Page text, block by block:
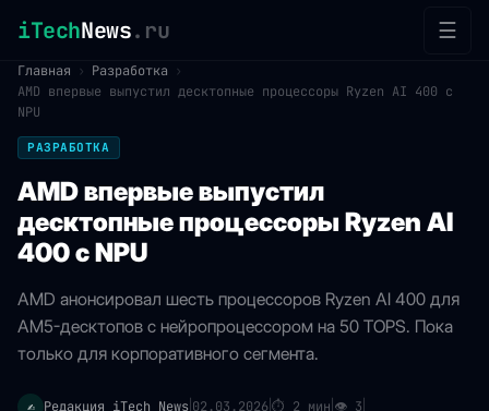
iTechNews.ru ☰
Главная › Разработка
›
AMD впервые выпустил десктопные процессоры Ryzen AI 400 с
NPU
РАЗРАБОТКА
AMD впервые выпустил
десктопные процессоры Ryzen AI
400 с NPU
AMD анонсировал шесть процессоров Ryzen AI 400 для
AM5-десктопов с нейропроцессором на 50 TOPS. Пока
только для корпоративного сегмента.
✍️ Редакция iTech News 02.03.2026⏱ 2 мин 👁 3